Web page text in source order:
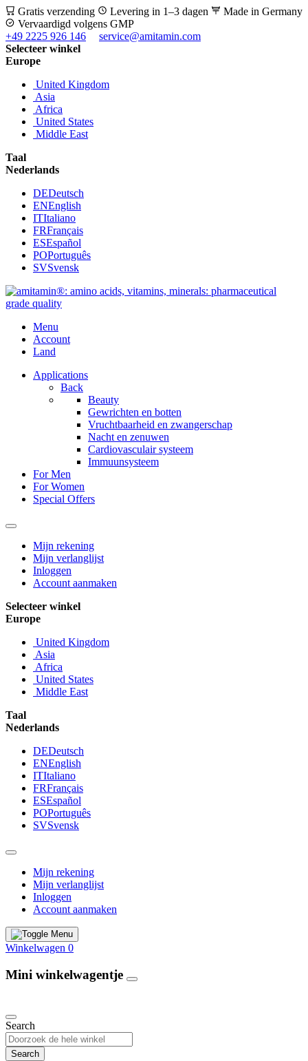
Gratis verzending Levering in 1–3 dagen
Made in Germany
Vervaardigd volgens GMP
+49 2225 926 146
service@amitamin.com
Selecteer winkel
Europe
United Kingdom
Asia
Africa
United States
Middle East
Taal
Nederlands
DEDeutsch
ENEnglish
ITItaliano
FRFrançais
ESEspañol
POPortuguês
SVSvensk
Menu
Account
Land
Applications
Back
Beauty
Gewrichten en botten
Vruchtbaarheid en zwangerschap
Nacht en zenuwen
Cardiovasculair systeem
Immuunsysteem
For Men
For Women
Special Offers
Mijn rekening
Mijn verlanglijst
Inloggen
Account aanmaken
Selecteer winkel
Europe
United Kingdom
Asia
Africa
United States
Middle East
Taal
Nederlands
DEDeutsch
ENEnglish
ITItaliano
FRFrançais
ESEspañol
POPortuguês
SVSvensk
Mijn rekening
Mijn verlanglijst
Inloggen
Account aanmaken
Winkelwagen 0
Mini winkelwagentje
Search
Search